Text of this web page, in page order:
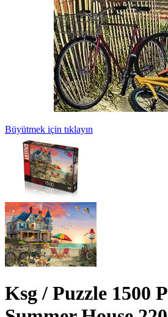
Büyütmek için tıklayın
Ksg / Puzzle 1500